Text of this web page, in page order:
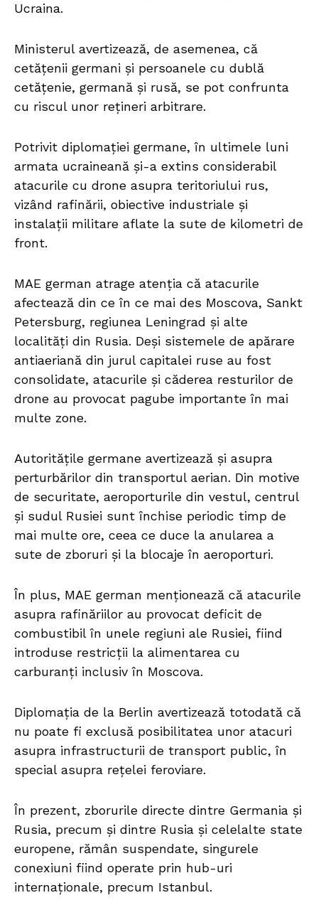
Ucraina.
Ministerul avertizează, de asemenea, că
cetățenii germani și persoanele cu dublă
cetățenie, germană și rusă, se pot confrunta
cu riscul unor rețineri arbitrare.
Potrivit diplomației germane, în ultimele luni
armata ucraineană și-a extins considerabil
atacurile cu drone asupra teritoriului rus,
vizând rafinării, obiective industriale și
instalații militare aflate la sute de kilometri de
front.
MAE german atrage atenția că atacurile
afectează din ce în ce mai des Moscova, Sankt
Petersburg, regiunea Leningrad și alte
localități din Rusia. Deși sistemele de apărare
antiaeriană din jurul capitalei ruse au fost
consolidate, atacurile și căderea resturilor de
drone au provocat pagube importante în mai
multe zone.
Autoritățile germane avertizează și asupra
perturbărilor din transportul aerian. Din motive
de securitate, aeroporturile din vestul, centrul
și sudul Rusiei sunt închise periodic timp de
mai multe ore, ceea ce duce la anularea a
sute de zboruri și la blocaje în aeroporturi.
În plus, MAE german menționează că atacurile
asupra rafinăriilor au provocat deficit de
combustibil în unele regiuni ale Rusiei, fiind
introduse restricții la alimentarea cu
carburanți inclusiv în Moscova.
Diplomația de la Berlin avertizează totodată că
nu poate fi exclusă posibilitatea unor atacuri
asupra infrastructurii de transport public, în
special asupra rețelei feroviare.
În prezent, zborurile directe dintre Germania și
Rusia, precum și dintre Rusia și celelalte state
europene, rămân suspendate, singurele
conexiuni fiind operate prin hub-uri
internaționale, precum Istanbul.